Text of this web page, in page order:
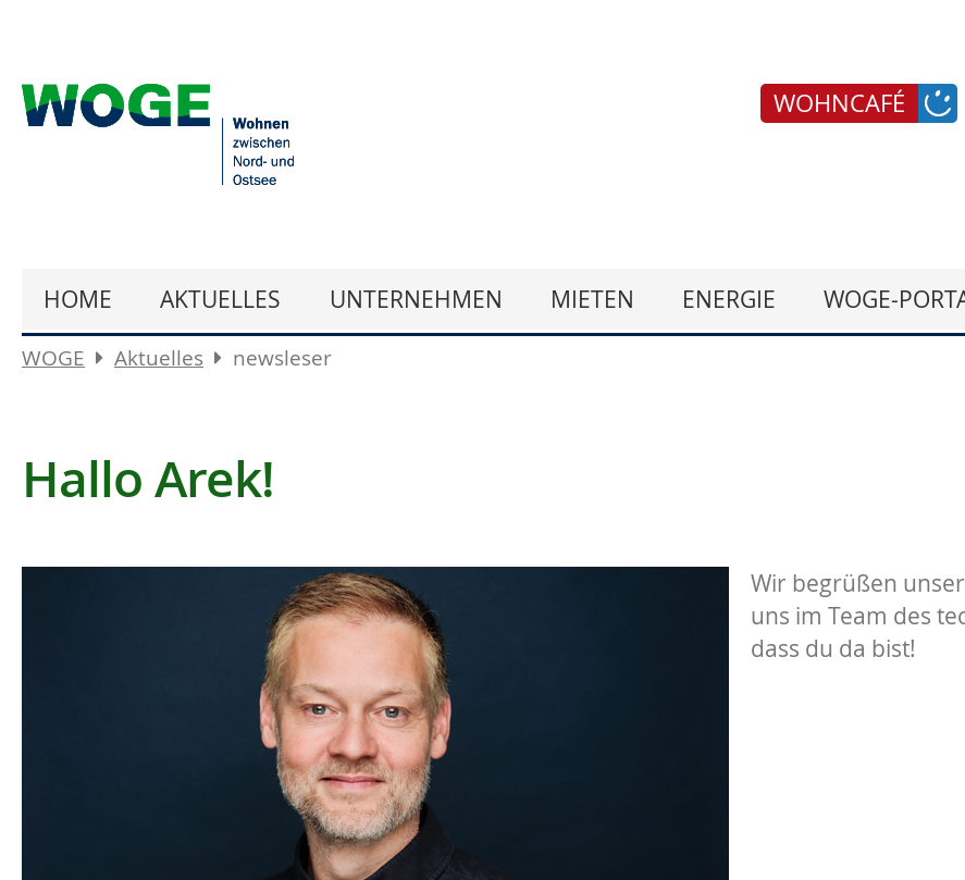
WOHNCAFÉ
HOME AKTUELLES UNTERNEHMEN MIETEN ENERGIE WOGE-
WOGE Aktuelles newsleser
Hallo Arek!
Wir begrüßen
uns im Team des
dass du da bist!